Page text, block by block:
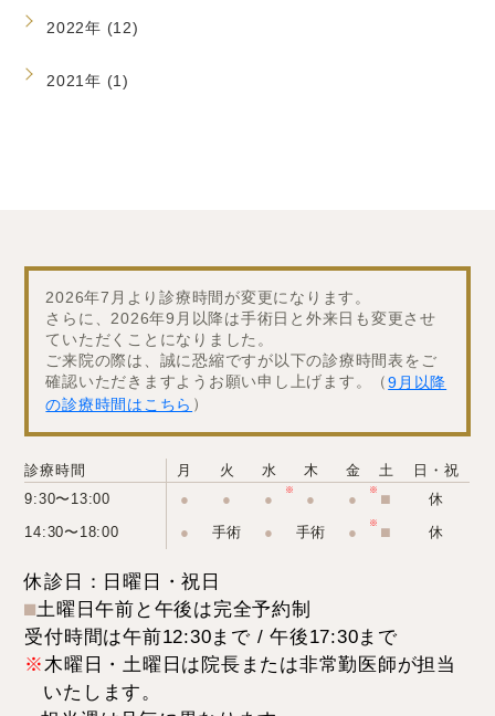
2022年 (12)
2021年 (1)
2026年7月より診療時間が変更になります。
さらに、2026年9月以降は手術日と外来日も変更させ
ていただくことになりました。
ご来院の際は、誠に恐縮ですが以下の診療時間表をご
確認いただきますようお願い申し上げます。（9月以降
の診療時間はこちら ）
診療時間 月 火 水 木 金 土
日・祝
9:30〜13:00
● ● ● ● ● ⬛︎
休
14:30〜18:00
● 手術 ● 手術 ● ⬛︎ 休
休診日：日曜日・祝日
⬛︎土曜日午前と午後は完全予約制
受付時間は午前12:30まで / 午後17:30まで
※ 木曜日・土曜日は院長または非常勤医師が担当
いたします。